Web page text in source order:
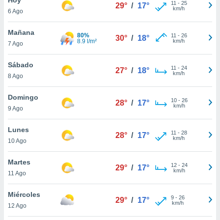
en
más
nuestra
de
cookies
aceptar
6 Ago
29° / 17° 11 - 25
km/h
Mañana
7 Ago
80%
8.9 l/m²
30° / 18° 11 - 26
km/h
Sábado
8 Ago
27° / 18° 11 - 24
km/h
Domingo
9 Ago
28° / 17° 10- 26
km/h
Lunes
10 Ago
28° / 17° 11 - 28
km/h
Martes
11 Ago
29° / 17° 12- 24
km/h
Miércoles
12 Ago
29° / 17° 9- 26
km/h